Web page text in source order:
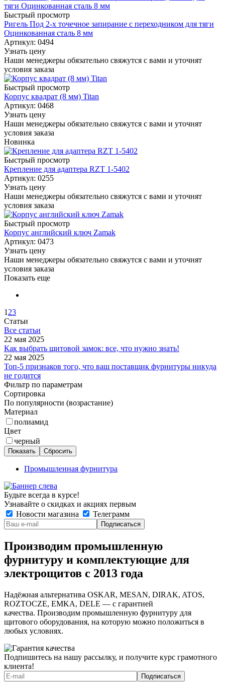
Быстрый просмотр
Ригель Под 2-х точечное запирание с переходником для тяги
Оцинкованная сталь 8 мм
Артикул: 0494
Узнать цену
Наши менеджеры обязательно свяжутся с вами и уточнят
условия заказа
Быстрый просмотр
Корпус квадрат (8 мм) Titan
Артикул: 0468
Узнать цену
Наши менеджеры обязательно свяжутся с вами и уточнят
условия заказа
Новинка
Быстрый просмотр
Крепление для адаптера RZT 1-5402
Артикул: 0255
Узнать цену
Наши менеджеры обязательно свяжутся с вами и уточнят
условия заказа
Быстрый просмотр
Корпус английский ключ Zamak
Артикул: 0473
Узнать цену
Наши менеджеры обязательно свяжутся с вами и уточнят
условия заказа
Показать еще
1 23
Статьи
Все статьи
22 мая 2025
Как выбрать щитовой замок: все, что нужно знать!
22 мая 2025
Топ-5 признаков того, что ваш поставщик фурнитуры никуда
не годится
Фильтр по параметрам
Сортировка
По популярности (возрастание)
Материал
полиамид
Цвет
черный
Сбросить
Промышленная фурнитура
Будьте всегда в курсе!
Узнавайте о скидках и акциях первым
Новости магазина
Телеграмм
Производим промышленную
фурнитуру и комплектующие для
электрощитов с 2013 года
Надёжная альтернатива OSKAR, MESAN, DIRAK, ATOS,
ROZTOCZE, EMKA, DELE — с гарантией
качества. Производим промышленную фурнитуру для
щитового оборудования, на которую можно положиться в
любых условиях.
Подпишитесь на нашу рассылку, и получите курс грамотного
клиента!